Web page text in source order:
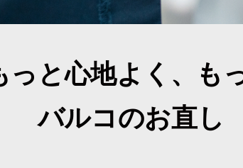
と心地よく、も
バルコのお直し